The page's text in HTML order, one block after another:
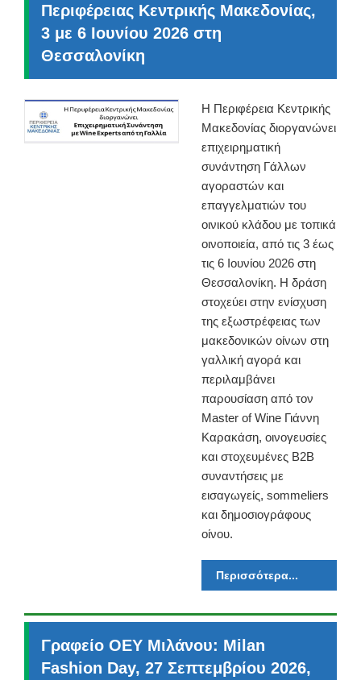
Περιφέρειας Κεντρικής Μακεδονίας,
3 με 6 Ιουνίου 2026 στη
Θεσσαλονίκη
Η Περιφέρεια Κεντρικής
Μακεδονίας διοργανώνει
επιχειρηματική
συνάντηση Γάλλων
αγοραστών και
επαγγελματιών του
οινικού κλάδου με τοπικά
οινοποιεία, από τις 3 έως
τις 6 Ιουνίου 2026 στη
Θεσσαλονίκη. Η δράση
στοχεύει στην ενίσχυση
της εξωστρέφειας των
μακεδονικών οίνων στη
γαλλική αγορά και
περιλαμβάνει
παρουσίαση από τον
Master of Wine Γιάννη
Καρακάση, οινογευσίες
και στοχευμένες B2B
συναντήσεις με
εισαγωγείς, sommeliers
και δημοσιογράφους
οίνου.
Περισσότερα...
Γραφείο ΟΕΥ Μιλάνου: Milan
Fashion Day, 27 Σεπτεμβρίου 2026,